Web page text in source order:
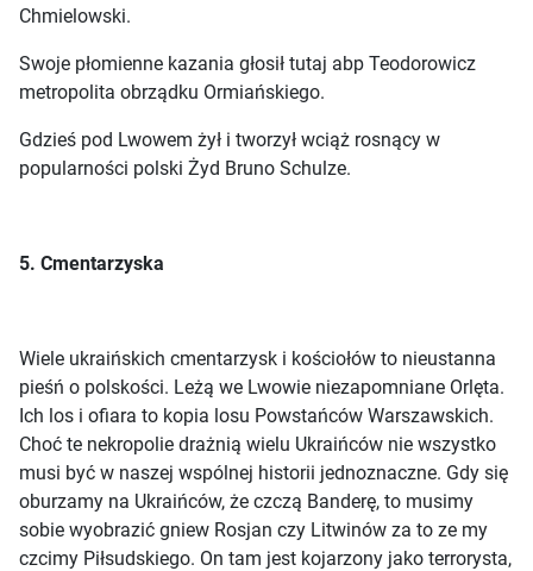
Chmielowski.
Swoje płomienne kazania głosił tutaj abp Teodorowicz
metropolita obrządku Ormiańskiego.
Gdzieś pod Lwowem żył i tworzył wciąż rosnący w
popularności polski Żyd Bruno Schulze.
5. Cmentarzyska
Wiele ukraińskich cmentarzysk i kościołów to nieustanna
pieśń o polskości. Leżą we Lwowie niezapomniane Orlęta.
Ich los i ofiara to kopia losu Powstańców Warszawskich.
Choć te nekropolie drażnią wielu Ukraińców nie wszystko
musi być w naszej wspólnej historii jednoznaczne. Gdy się
oburzamy na Ukraińców, że czczą Banderę, to musimy
sobie wyobrazić gniew Rosjan czy Litwinów za to ze my
czcimy Piłsudskiego. On tam jest kojarzony jako terrorysta,